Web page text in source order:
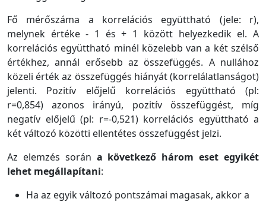
Fő mérőszáma a korrelációs együttható (jele: r),
melynek értéke - 1 és + 1 között helyezkedik el. A
korrelációs együttható minél közelebb van a két szélső
értékhez, annál erősebb az összefüggés. A nullához
közeli érték az összefüggés hiányát (korrelálatlanságot)
jelenti. Pozitív előjelű korrelációs együttható (pl:
r=0,854) azonos irányú, pozitív összefüggést, míg
negatív előjelű (pl: r=-0,521) korrelációs együttható a
két változó közötti ellentétes összefüggést jelzi.
Az elemzés során a következő három eset egyikét
lehet megállapítani:
Ha az egyik változó pontszámai magasak, akkor a